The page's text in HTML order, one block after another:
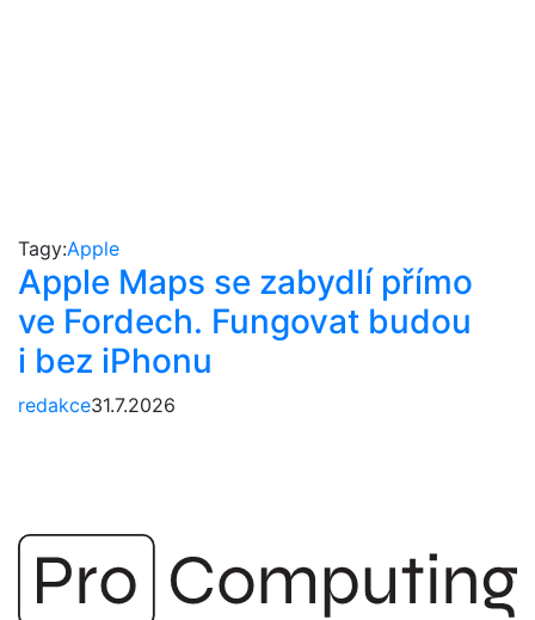
Tagy:Apple
Apple Maps se zabydlí přímo
ve Fordech. Fungovat budou
i bez iPhonu
redakce31.7.2026